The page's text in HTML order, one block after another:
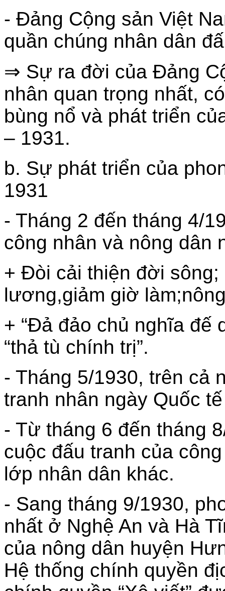
- Đảng Cộng sản Việt
quần chúng nhân dân
⇒ Sự ra đời của Đảng
nhân quan trọng nhất,
bùng nổ và phát triển
– 1931.
b. Sự phát triển của
1931
- Tháng 2 đến tháng 4/
công nhân và nông dân
+ Đòi cải thiện đời
lương,giảm giờ
+ “Đả đảo chủ nghĩa đế
“thả tù chính trị”.
- Tháng 5/1930, trên cả
tranh nhân ngày Quốc
- Từ tháng 6 đến tháng
cuộc đấu tranh của
lớp nhân dân khác.
- Sang tháng 9/1930,
nhất ở Nghệ An và Hà
của nông dân huyện
Hệ thống chính quyền